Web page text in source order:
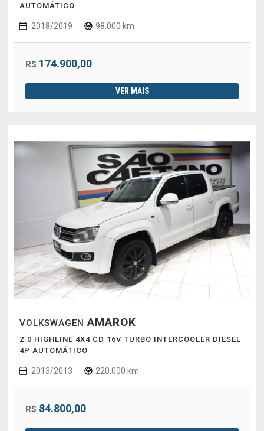
AUTOMÁTICO
2018/2019 98.000 km
R$ 174.900,00
VER MAIS
VOLKSWAGENAMAROK
2.0 HIGHLINE 4X4 CD 16V TURBO INTERCOOLER DIESEL
4P AUTOMÁTICO
2013/2013 220.000 km
R$ 84.800,00